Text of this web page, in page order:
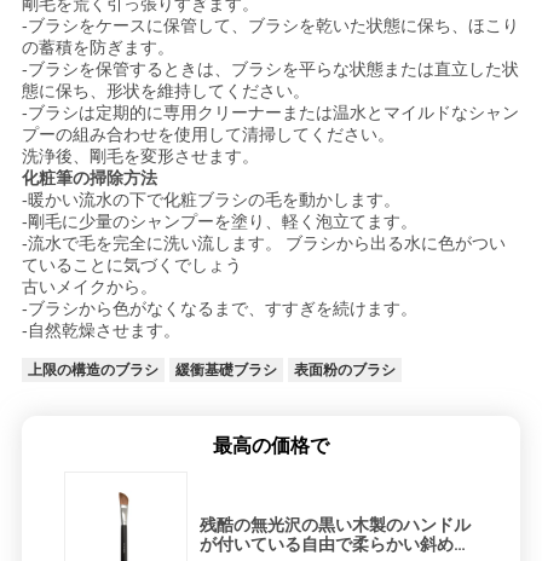
剛毛を荒く引っ張りすぎます。
-ブラシをケースに保管して、ブラシを乾いた状態に保ち、ほこり
の蓄積を防ぎます。
-ブラシを保管するときは、ブラシを平らな状態または直立した状
態に保ち、形状を維持してください。
-ブラシは定期的に専用クリーナーまたは温水とマイルドなシャン
プーの組み合わせを使用して清掃してください。
洗浄後、剛毛を変形させます。
化粧筆の掃除方法
-暖かい流水の下で化粧ブラシの毛を動かします。
-剛毛に少量のシャンプーを塗り、軽く泡立てます。
-流水で毛を完全に洗い流します。
ブラシから出る水に色がつい
ていることに気づくでしょう
古いメイクから。
-ブラシから色がなくなるまで、すすぎを続けます。
-自然乾燥させます。
上限の構造のブラシ 緩衝基礎ブラシ 表面粉のブラシ
最高の価格で
残酷の無光沢の黒い木製のハンドル
が付いている自由で柔らかい斜めの